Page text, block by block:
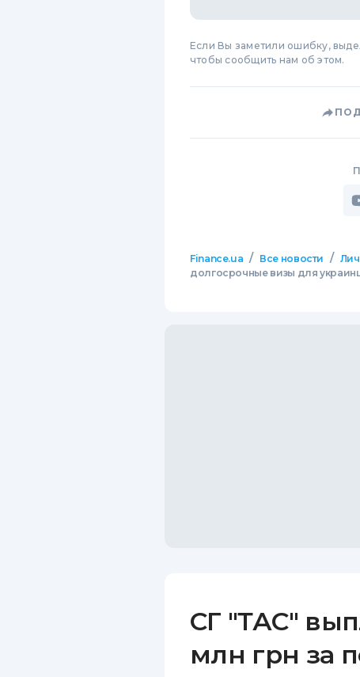
Если Вы заметили ошибку,
чтобы сообщить нам об этом.
Finance.ua / Все новости /
долгосрочные визы для
СГ "ТАС"
млн грн за